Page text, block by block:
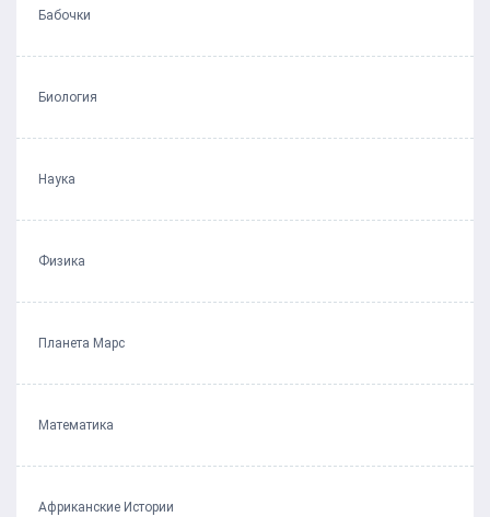
Бабочки
Биология
Наука
Физика
Планета Марс
Математика
Африканские Истории